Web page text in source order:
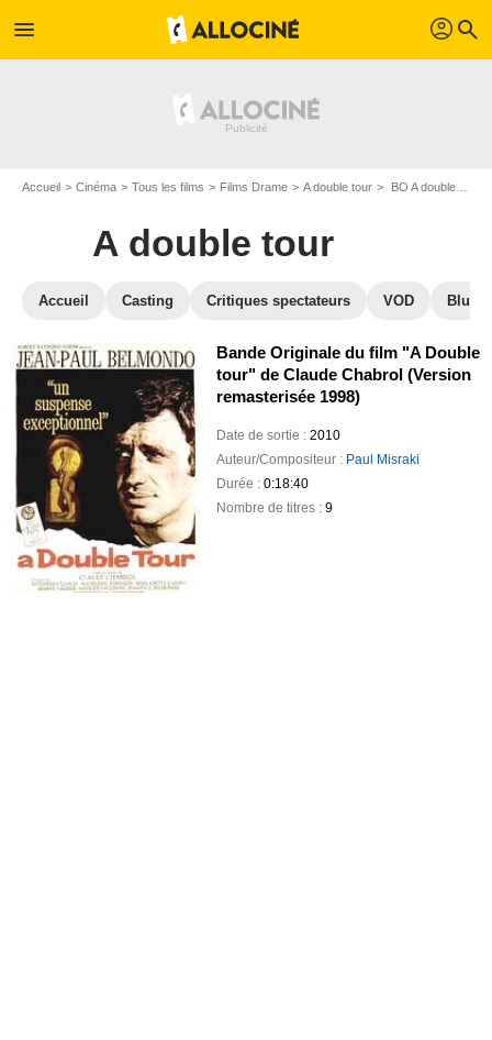
menu profil search
Accueil Cinéma Tous les films Films Drame A double tour BO A double tour
A double tour
Accueil Casting Critiques spectateurs VOD Blu-
Bande Originale du film "A Double
tour" de Claude Chabrol (Version
remasterisée 1998)
Date de sortie :2010
Auteur/Compositeur : Paul Misraki
Durée :0:18:40
Nombre de titres :9